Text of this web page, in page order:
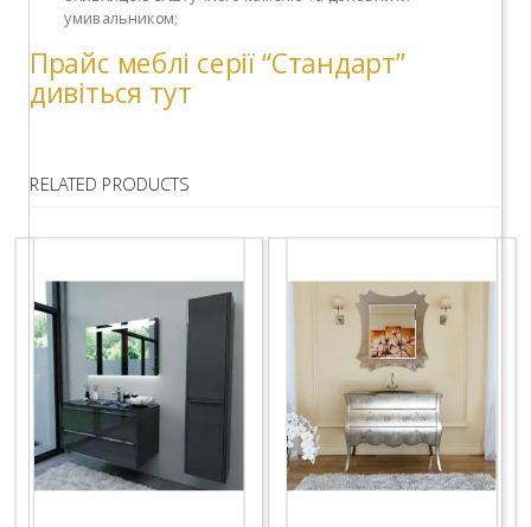
умивальником;
Прайс меблі серії “Стандарт”
дивіться тут
RELATED PRODUCTS